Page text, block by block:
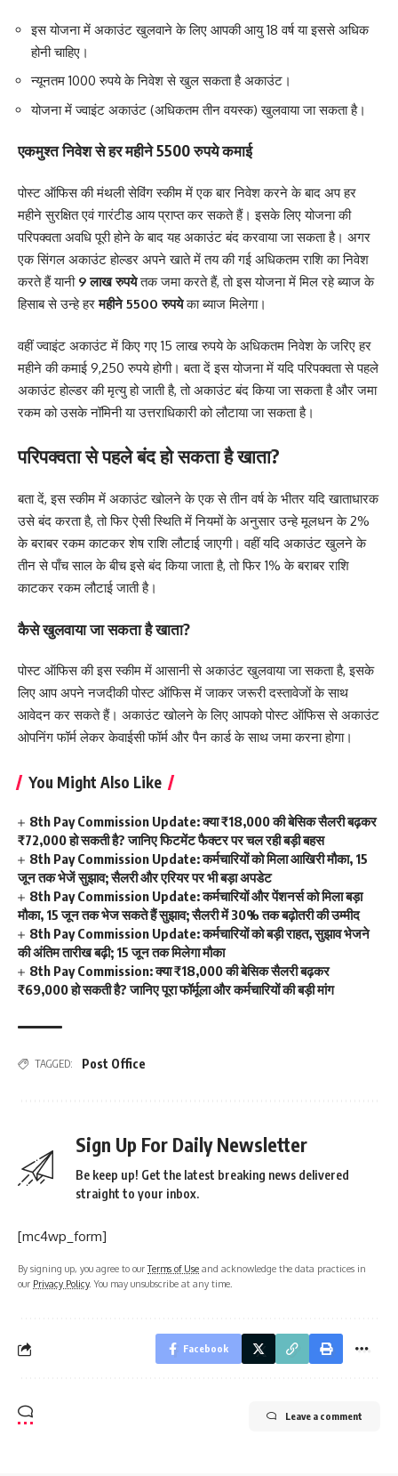
इस योजना में अकाउंट खुलवाने के लिए आपकी आयु 18 वर्ष या इससे अधिक
होनी चाहिए।
न्यूनतम 1000 रुपये के निवेश से खुल सकता है अकाउंट।
योजना में ज्वाइंट अकाउंट (अधिकतम तीन वयस्क) खुलवाया जा सकता है।
एकमुश्त निवेश से हर महीने 5500 रुपये कमाई
पोस्ट ऑफिस की मंथली सेविंग स्कीम में एक बार निवेश करने के बाद अप हर
महीने सुरक्षित एवं गारंटीड आय प्राप्त कर सकते हैं। इसके लिए योजना की
परिपक्वता अवधि पूरी होने के बाद यह अकाउंट बंद करवाया जा सकता है। अगर
एक सिंगल अकाउंट होल्डर अपने खाते में तय की गई अधिकतम राशि का निवेश
करते हैं यानी 9 लाख रुपयेतक जमा करते हैं, तो इस योजना में मिल रहे ब्याज के
हिसाब से उन्हे हरमहीने 5500 रुपयेका ब्याज मिलेगा।
वहीं ज्वाइंट अकाउंट में किए गए 15 लाख रुपये के अधिकतम निवेश के जरिए हर
महीने की कमाई 9,250 रुपये होगी। बता दें इस योजना में यदि परिपक्वता से पहले
अकाउंट होल्डर की मृत्यु हो जाती है, तो अकाउंट बंद किया जा सकता है और जमा
रकम को उसके नॉमिनी या उत्तराधिकारी को लौटाया जा सकता है।
परिपक्वता से पहले बंद हो सकता है खाता?
बता दें, इस स्कीम में अकाउंट खोलने के एक से तीन वर्ष के भीतर यदि खाताधारक
उसे बंद करता है, तो फिर ऐसी स्थिति में नियमों के अनुसार उन्हे मूलधन के 2%
के बराबर रकम काटकर शेष राशि लौटाई जाएगी। वहीं यदि अकाउंट खुलने के
तीन से पाँच साल के बीच इसे बंद किया जाता है, तो फिर 1% के बराबर राशि
काटकर रकम लौटाई जाती है।
कैसे खुलवाया जा सकता है खाता?
पोस्ट ऑफिस की इस स्कीम में आसानी से अकाउंट खुलवाया जा सकता है, इसके
लिए आप अपने नजदीकी पोस्ट ऑफिस में जाकर जरूरी दस्तावेजों के साथ
आवेदन कर सकते हैं। अकाउंट खोलने के लिए आपको पोस्ट ऑफिस से अकाउंट
ओपनिंग फॉर्म लेकर केवाईसी फॉर्म और पैन कार्ड के साथ जमा करना होगा।
You Might Also Like
8th Pay Commission Update: क्या ₹18,000 की बेसिक सैलरी बढ़कर
₹72,000 हो सकती है? जानिए फिटमेंट फैक्टर पर चल रही बड़ी बहस
8th Pay Commission Update: कर्मचारियों को मिला आखिरी मौका, 15
जून तक भेजें सुझाव; सैलरी और एरियर पर भी बड़ा अपडेट
8th Pay Commission Update: कर्मचारियों और पेंशनर्स को मिला बड़ा
मौका, 15 जून तक भेज सकते हैं सुझाव; सैलरी में 30% तक बढ़ोतरी की उम्मीद
8th Pay Commission Update: कर्मचारियों को बड़ी राहत, सुझाव भेजने
की अंतिम तारीख बढ़ी; 15 जून तक मिलेगा मौका
8th Pay Commission: क्या ₹18,000 की बेसिक सैलरी बढ़कर
₹69,000 हो सकती है? जानिए पूरा फॉर्मूला और कर्मचारियों की बड़ी मांग
TAGGED: Post Office
Sign Up For Daily Newsletter
Be keep up! Get the latest breaking news delivered
straight to your inbox.
[mc4wp_form]
By signing up, you agree to ourTerms of Use and acknowledge the data practices in
our Privacy Policy. You may unsubscribe at any time.
Facebook
Leave a comment